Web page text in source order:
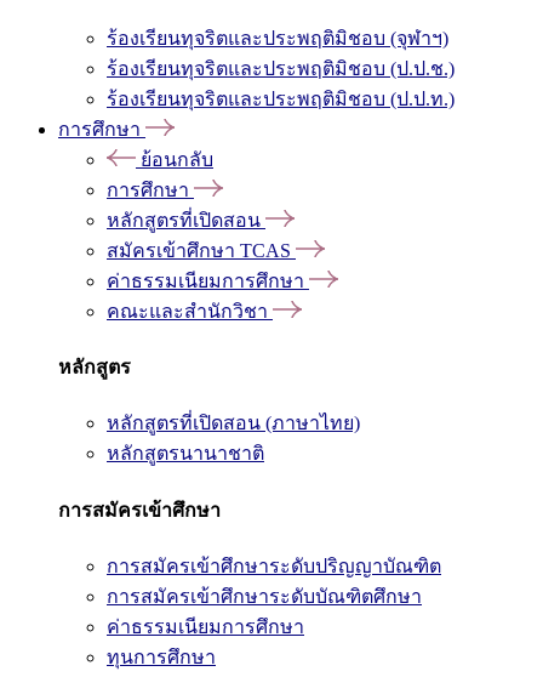
ร้องเรียนทุจริตและประพฤติมิชอบ (จุฬาฯ)
ร้องเรียนทุจริตและประพฤติมิชอบ (ป.ป.ช.)
ร้องเรียนทุจริตและประพฤติมิชอบ (ป.ป.ท.)
การศึกษา
ย้อนกลับ
การศึกษา
หลักสูตรที่เปิดสอน
สมัครเข้าศึกษา TCAS
ค่าธรรมเนียมการศึกษา
คณะและสำนักวิชา
หลักสูตร
หลักสูตรที่เปิดสอน (ภาษาไทย)
หลักสูตรนานาชาติ
การสมัครเข้าศึกษา
การสมัครเข้าศึกษาระดับปริญญาบัณฑิต
การสมัครเข้าศึกษาระดับบัณฑิตศึกษา
ค่าธรรมเนียมการศึกษา
ทุนการศึกษา